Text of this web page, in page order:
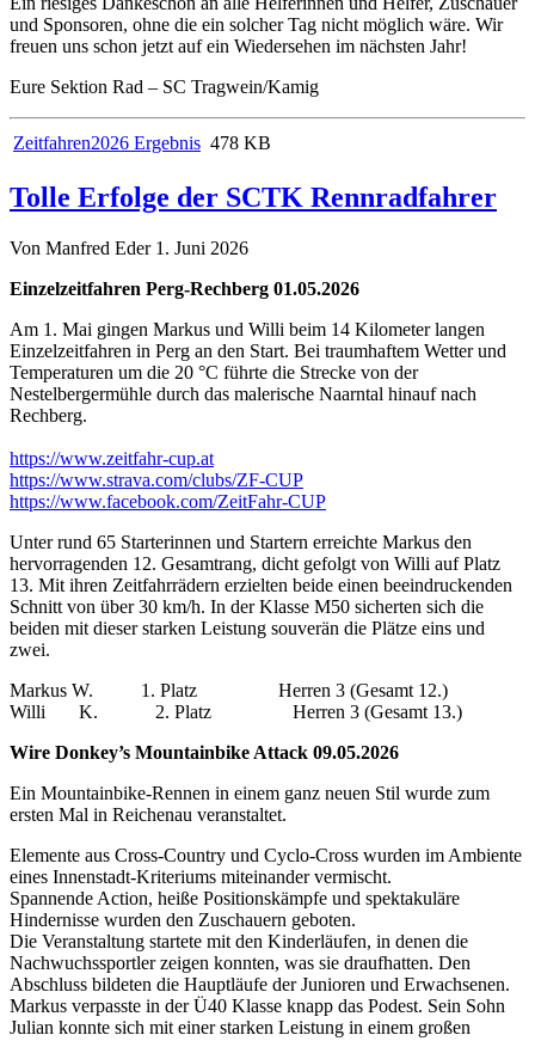
und Sponsoren, ohne die ein solcher Tag nicht möglich wäre. Wir
freuen uns schon jetzt auf ein Wiedersehen im nächsten Jahr!
Eure Sektion Rad – SC Tragwein/Kamig
Zeitfahren2026 Ergebnis 478 KB
Tolle Erfolge der SCTK Rennradfahrer
Von Manfred Eder 1. Juni 2026
Einzelzeitfahren Perg-Rechberg 01.05.2026
Am 1. Mai gingen Markus und Willi beim 14 Kilometer langen
Einzelzeitfahren in Perg an den Start. Bei traumhaftem Wetter und
Temperaturen um die 20 °C führte die Strecke von der
Nestelbergermühle durch das malerische Naarntal hinauf nach
Rechberg.
https://www.zeitfahr-cup.at
https://www.strava.com/clubs/ZF-CUP
https://www.facebook.com/ZeitFahr-CUP
Unter rund 65 Starterinnen und Startern erreichte Markus den
hervorragenden 12. Gesamtrang, dicht gefolgt von Willi auf Platz
13. Mit ihren Zeitfahrrädern erzielten beide einen beeindruckenden
Schnitt von über 30 km/h. In der Klasse M50 sicherten sich die
beiden mit dieser starken Leistung souverän die Plätze eins und
zwei.
Markus W. 1. Platz Herren 3 (Gesamt 12.)
Willi K. 2. Platz Herren 3 (Gesamt 13.)
Wire Donkey’s Mountainbike Attack 09.05.2026
Ein Mountainbike-Rennen in einem ganz neuen Stil wurde zum
ersten Mal in Reichenau veranstaltet.
Elemente aus Cross-Country und Cyclo-Cross wurden im Ambiente
eines Innenstadt-Kriteriums miteinander vermischt.
Spannende Action, heiße Positionskämpfe und spektakuläre
Hindernisse wurden den Zuschauern geboten.
Die Veranstaltung startete mit den Kinderläufen, in denen die
Nachwuchssportler zeigen konnten, was sie draufhatten. Den
Abschluss bildeten die Hauptläufe der Junioren und Erwachsenen.
Markus verpasste in der Ü40 Klasse knapp das Podest. Sein Sohn
Julian konnte sich mit einer starken Leistung in einem großen